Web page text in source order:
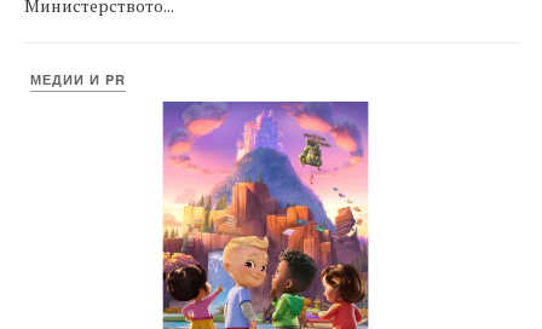
Министерството...
МЕДИИ И PR